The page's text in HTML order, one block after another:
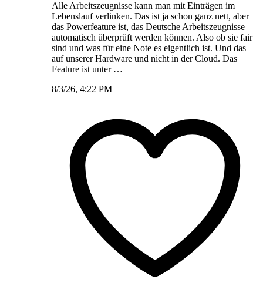
Alle Arbeitszeugnisse kann man mit Einträgen im
Lebenslauf verlinken. Das ist ja schon ganz nett, aber
das Powerfeature ist, das Deutsche Arbeitszeugnisse
automatisch überprüft werden können. Also ob sie fair
sind und was für eine Note es eigentlich ist. Und das
auf unserer Hardware und nicht in der Cloud. Das
Feature ist unter …
8/3/26, 4:22 PM